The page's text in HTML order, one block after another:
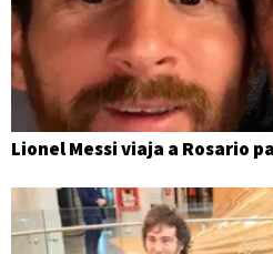
Lionel Messi viaja a Rosario